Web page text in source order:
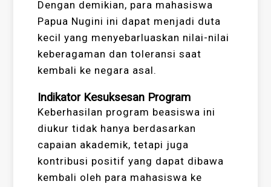
Dengan demikian, para mahasiswa
Papua Nugini ini dapat menjadi duta
kecil yang menyebarluaskan nilai-nilai
keberagaman dan toleransi saat
kembali ke negara asal.
Indikator Kesuksesan Program
Keberhasilan program beasiswa ini
diukur tidak hanya berdasarkan
capaian akademik, tetapi juga
kontribusi positif yang dapat dibawa
kembali oleh para mahasiswa ke